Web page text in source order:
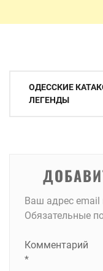
Навигация
ОДЕССКИЕ
ЛЕГЕНДЫ
Ваш адрес email
Обязательные
Комментарий
*